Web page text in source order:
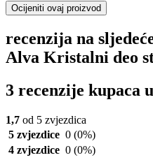
Ocijeniti ovaj proizvod
recenzija na
Alva Kristalni deo
3 recenzije kupaca
1,7 od 5 zvjezdica
5 zvjezdice 0 (0%)
4 zvjezdice 0 (0%)